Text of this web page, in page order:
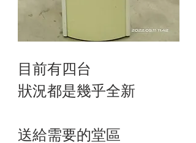
目前有四台
狀況都是幾乎全新
送給需要的堂區